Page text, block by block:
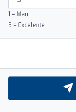
1 = Mau
5 = Excelente